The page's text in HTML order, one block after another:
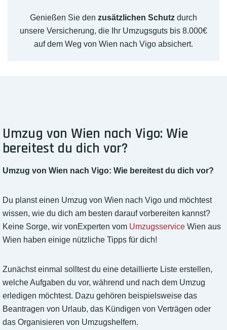
Genießen Sie den zusätzlichen Schutz durch
unsere Versicherung, die Ihr Umzugsguts bis 8.000€
auf dem Weg von Wien nach Vigo absichert.
Umzug von Wien nach Vigo: Wie
bereitest du dich vor?
Umzug von Wien nach Vigo: Wie bereitest du dich vor?
Du planst einen Umzug von Wien nach Vigo und möchtest
wissen, wie du dich am besten darauf vorbereiten kannst?
Keine Sorge, wir vonExperten vom Umzugsservice Wien aus
Wien haben einige nützliche Tipps für dich!
Zunächst einmal solltest du eine detaillierte Liste erstellen,
welche Aufgaben du vor, während und nach dem Umzug
erledigen möchtest. Dazu gehören beispielsweise das
Beantragen von Urlaub, das Kündigen von Verträgen oder
das Organisieren von Umzugshelfern.